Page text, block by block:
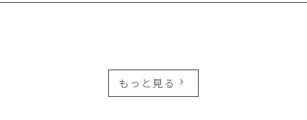
もっと見る